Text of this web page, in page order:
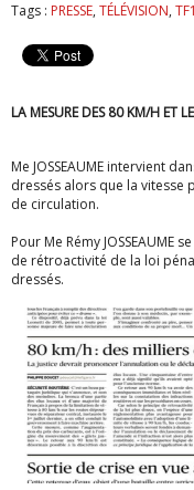
Tags : PRESSE, TÉLÉVISION, TF1
LA MESURE DES 80 KM/H ET
Me JOSSEAUME intervient
dressés alors que la vitesse
de circulation.
Pour Me Rémy
de rétroactivité de la loi
dressés.